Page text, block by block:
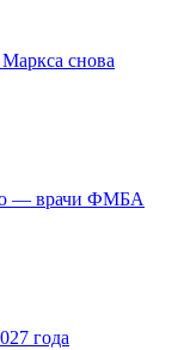
снова
— врачи ФМБА
года